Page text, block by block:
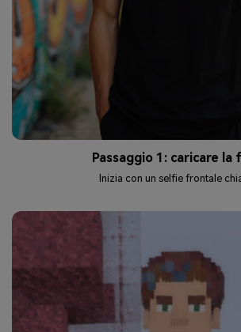
Passaggio 1: caricare la
Inizia con un selfie frontale